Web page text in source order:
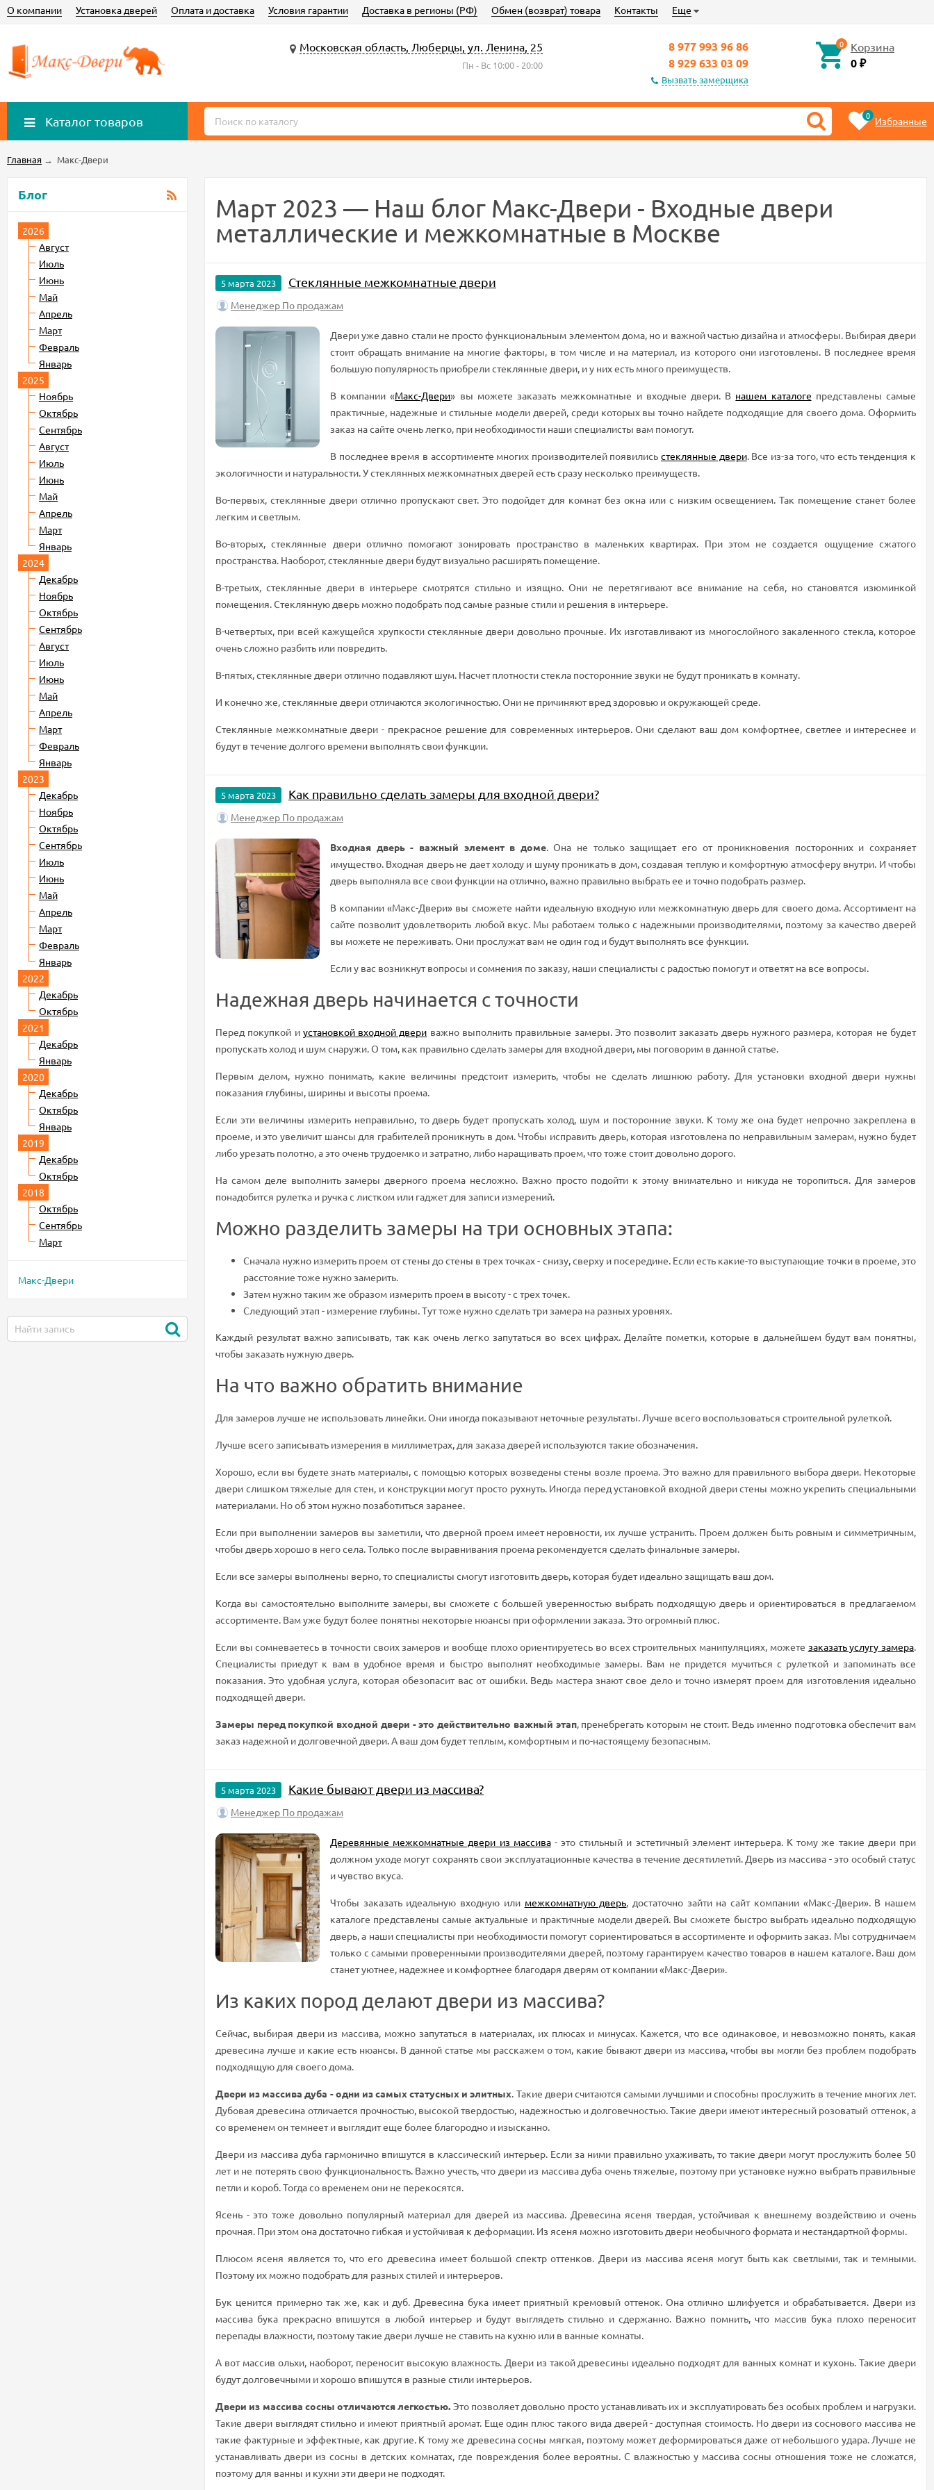
О компании Установка дверей Оплата и доставка Условия гарантии Доставка в регионы (РФ) Обмен (возврат) товара Контакты Еще
Московская область, Люберцы, ул. Ленина, 25
Пн - Вс 10:00 - 20:00
8 977 993 96 86
8 929 633 03 09
Вызвать замерщика
0 Корзина
0₽
Каталог товаров 0 Избранные
Главная → Макс-Двери
Блог
2026
Август
Июль
Июнь
Май
Апрель
Март
Февраль
Январь
2025
Ноябрь
Октябрь
Сентябрь
Август
Июль
Июнь
Май
Апрель
Март
Январь
2024
Декабрь
Ноябрь
Октябрь
Сентябрь
Август
Июль
Июнь
Май
Апрель
Март
Февраль
Январь
2023
Декабрь
Ноябрь
Октябрь
Сентябрь
Июль
Июнь
Май
Апрель
Март
Февраль
Январь
2022
Декабрь
Октябрь
2021
Декабрь
Январь
2020
Декабрь
Октябрь
Январь
2019
Декабрь
Октябрь
2018
Октябрь
Сентябрь
Март
Макс-Двери
Март 2023 — Наш блог Макс-Двери - Входные двери
металлические и межкомнатные в Москве
5 марта 2023 Стеклянные межкомнатные двери
Менеджер По продажам
Двери уже давно стали не просто функциональным элементом дома, но и важной частью дизайна и атмосферы. Выбирая двери
стоит обращать внимание на многие факторы, в том числе и на материал, из которого они изготовлены. В последнее время
большую популярность приобрели стеклянные двери, и у них есть много преимуществ.
В компании «Макс-Двери» вы можете заказать межкомнатные и входные двери. В нашем каталоге представлены самые
практичные, надежные и стильные модели дверей, среди которых вы точно найдете подходящие для своего дома. Оформить
заказ на сайте очень легко, при необходимости наши специалисты вам помогут.
В последнее время в ассортименте многих производителей появились стеклянные двери. Все из-за того, что есть тенденция к
экологичности и натуральности. У стеклянных межкомнатных дверей есть сразу несколько преимуществ.
Во-первых, стеклянные двери отлично пропускают свет. Это подойдет для комнат без окна или с низким освещением. Так помещение станет более
легким и светлым.
Во-вторых, стеклянные двери отлично помогают зонировать пространство в маленьких квартирах. При этом не создается ощущение сжатого
пространства. Наоборот, стеклянные двери будут визуально расширять помещение.
В-третьих, стеклянные двери в интерьере смотрятся стильно и изящно. Они не перетягивают все внимание на себя, но становятся изюминкой
помещения. Стеклянную дверь можно подобрать под самые разные стили и решения в интерьере.
В-четвертых, при всей кажущейся хрупкости стеклянные двери довольно прочные. Их изготавливают из многослойного закаленного стекла, которое
очень сложно разбить или повредить.
В-пятых, стеклянные двери отлично подавляют шум. Насчет плотности стекла посторонние звуки не будут проникать в комнату.
И конечно же, стеклянные двери отличаются экологичностью. Они не причиняют вред здоровью и окружающей среде.
Стеклянные межкомнатные двери - прекрасное решение для современных интерьеров. Они сделают ваш дом комфортнее, светлее и интереснее и
будут в течение долгого времени выполнять свои функции.
5 марта 2023 Как правильно сделать замеры для входной двери?
Менеджер По продажам
Входная дверь - важный элемент в доме. Она не только защищает его от проникновения посторонних и сохраняет
имущество. Входная дверь не дает холоду и шуму проникать в дом, создавая теплую и комфортную атмосферу внутри. И чтобы
дверь выполняла все свои функции на отлично, важно правильно выбрать ее и точно подобрать размер.
В компании «Макс-Двери» вы сможете найти идеальную входную или межкомнатную дверь для своего дома. Ассортимент на
сайте позволит удовлетворить любой вкус. Мы работаем только с надежными производителями, поэтому за качество дверей
вы можете не переживать. Они прослужат вам не один год и будут выполнять все функции.
Если у вас возникнут вопросы и сомнения по заказу, наши специалисты с радостью помогут и ответят на все вопросы.
Надежная дверь начинается с точности
Перед покупкой и установкой входной двери важно выполнить правильные замеры. Это позволит заказать дверь нужного размера, которая не будет
пропускать холод и шум снаружи. О том, как правильно сделать замеры для входной двери, мы поговорим в данной статье.
Первым делом, нужно понимать, какие величины предстоит измерить, чтобы не сделать лишнюю работу. Для установки входной двери нужны
показания глубины, ширины и высоты проема.
Если эти величины измерить неправильно, то дверь будет пропускать холод, шум и посторонние звуки. К тому же она будет непрочно закреплена в
проеме, и это увеличит шансы для грабителей проникнуть в дом. Чтобы исправить дверь, которая изготовлена по неправильным замерам, нужно будет
либо урезать полотно, а это очень трудоемко и затратно, либо наращивать проем, что тоже стоит довольно дорого.
На самом деле выполнить замеры дверного проема несложно. Важно просто подойти к этому внимательно и никуда не торопиться. Для замеров
понадобится рулетка и ручка с листком или гаджет для записи измерений.
Можно разделить замеры на три основных этапа:
Сначала нужно измерить проем от стены до стены в трех точках - снизу, сверху и посередине. Если есть какие-то выступающие точки в проеме, это
расстояние тоже нужно замерить.
Затем нужно таким же образом измерить проем в высоту - с трех точек.
Следующий этап - измерение глубины. Тут тоже нужно сделать три замера на разных уровнях.
Каждый результат важно записывать, так как очень легко запутаться во всех цифрах. Делайте пометки, которые в дальнейшем будут вам понятны,
чтобы заказать нужную дверь.
На что важно обратить внимание
Для замеров лучше не использовать линейки. Они иногда показывают неточные результаты. Лучше всего воспользоваться строительной рулеткой.
Лучше всего записывать измерения в миллиметрах, для заказа дверей используются такие обозначения.
Хорошо, если вы будете знать материалы, с помощью которых возведены стены возле проема. Это важно для правильного выбора двери. Некоторые
двери слишком тяжелые для стен, и конструкции могут просто рухнуть. Иногда перед установкой входной двери стены можно укрепить специальными
материалами. Но об этом нужно позаботиться заранее.
Если при выполнении замеров вы заметили, что дверной проем имеет неровности, их лучше устранить. Проем должен быть ровным и симметричным,
чтобы дверь хорошо в него села. Только после выравнивания проема рекомендуется сделать финальные замеры.
Если все замеры выполнены верно, то специалисты смогут изготовить дверь, которая будет идеально защищать ваш дом.
Когда вы самостоятельно выполните замеры, вы сможете с большей уверенностью выбрать подходящую дверь и ориентироваться в предлагаемом
ассортименте. Вам уже будут более понятны некоторые нюансы при оформлении заказа. Это огромный плюс.
Если вы сомневаетесь в точности своих замеров и вообще плохо ориентируетесь во всех строительных манипуляциях, можете заказать услугу замера.
Специалисты приедут к вам в удобное время и быстро выполнят необходимые замеры. Вам не придется мучиться с рулеткой и запоминать все
показания. Это удобная услуга, которая обезопасит вас от ошибки. Ведь мастера знают свое дело и точно измерят проем для изготовления идеально
подходящей двери.
Замеры перед покупкой входной двери - это действительно важный этап, пренебрегать которым не стоит. Ведь именно подготовка обеспечит вам
заказ надежной и долговечной двери. А ваш дом будет теплым, комфортным и по-настоящему безопасным.
5 марта 2023 Какие бывают двери из массива?
Менеджер По продажам
Деревянные межкомнатные двери из массива- это стильный и эстетичный элемент интерьера. К тому же такие двери при
должном уходе могут сохранять свои эксплуатационные качества в течение десятилетий. Дверь из массива - это особый статус
и чувство вкуса.
Чтобы заказать идеальную входную или межкомнатную дверь, достаточно зайти на сайт компании «Макс-Двери». В нашем
каталоге представлены самые актуальные и практичные модели дверей. Вы сможете быстро выбрать идеально подходящую
дверь, а наши специалисты при необходимости помогут сориентироваться в ассортименте и оформить заказ. Мы сотрудничаем
только с самыми проверенными производителями дверей, поэтому гарантируем качество товаров в нашем каталоге. Ваш дом
станет уютнее, надежнее и комфортнее благодаря дверям от компании «Макс-Двери».
Из каких пород делают двери из массива?
Сейчас, выбирая двери из массива, можно запутаться в материалах, их плюсах и минусах. Кажется, что все одинаковое, и невозможно понять, какая
древесина лучше и какие есть нюансы. В данной статье мы расскажем о том, какие бывают двери из массива, чтобы вы могли без проблем подобрать
подходящую для своего дома.
Двери из массива дуба - одни из самых статусных и элитных. Такие двери считаются самыми лучшими и способны прослужить в течение многих лет.
Дубовая древесина отличается прочностью, высокой твердостью, надежностью и долговечностью. Такие двери имеют интересный розоватый оттенок, а
со временем он темнеет и выглядит еще более благородно и изысканно.
Двери из массива дуба гармонично впишутся в классический интерьер. Если за ними правильно ухаживать, то такие двери могут прослужить более 50
лет и не потерять свою функциональность. Важно учесть, что двери из массива дуба очень тяжелые, поэтому при установке нужно выбрать правильные
петли и короб. Тогда со временем они не перекосятся.
Ясень - это тоже довольно популярный материал для дверей из массива. Древесина ясеня твердая, устойчивая к внешнему воздействию и очень
прочная. При этом она достаточно гибкая и устойчивая к деформации. Из ясеня можно изготовить двери необычного формата и нестандартной формы.
Плюсом ясеня является то, что его древесина имеет большой спектр оттенков. Двери из массива ясеня могут быть как светлыми, так и темными.
Поэтому их можно подобрать для разных стилей и интерьеров.
Бук ценится примерно так же, как и дуб. Древесина бука имеет приятный кремовый оттенок. Она отлично шлифуется и обрабатывается. Двери из
массива бука прекрасно впишутся в любой интерьер и будут выглядеть стильно и сдержанно. Важно помнить, что массив бука плохо переносит
перепады влажности, поэтому такие двери лучше не ставить на кухню или в ванные комнаты.
А вот массив ольхи, наоборот, переносит высокую влажность. Двери из такой древесины идеально подходят для ванных комнат и кухонь. Такие двери
будут долговечными и хорошо впишутся в разные стили интерьеров.
Двери из массива сосны отличаются легкостью. Это позволяет довольно просто устанавливать их и эксплуатировать без особых проблем и нагрузки.
Такие двери выглядят стильно и имеют приятный аромат. Еще один плюс такого вида дверей - доступная стоимость. Но двери из соснового массива не
такие фактурные и эффектные, как другие. К тому же древесина сосны мягкая, поэтому может деформироваться даже от небольшого удара. Лучше не
устанавливать двери из сосны в детских комнатах, где повреждения более вероятны. С влажностью у массива сосны отношения тоже не сложатся,
поэтому для ванны и кухни эти двери не подходят.